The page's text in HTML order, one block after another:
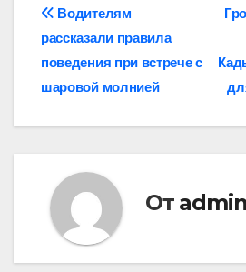
Навигация
по
записям
Водителям
рассказали правила
поведения при встрече с
шаровой молнией
От admin